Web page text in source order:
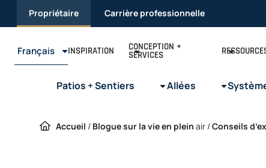
PasserPropriétaire Carrière professionnelle
Français INSPIRATION CONCEPTION +
SERVICES
Patios + Sentiers Allées
Accueil / Blogue sur la vie en plein air /Conseils